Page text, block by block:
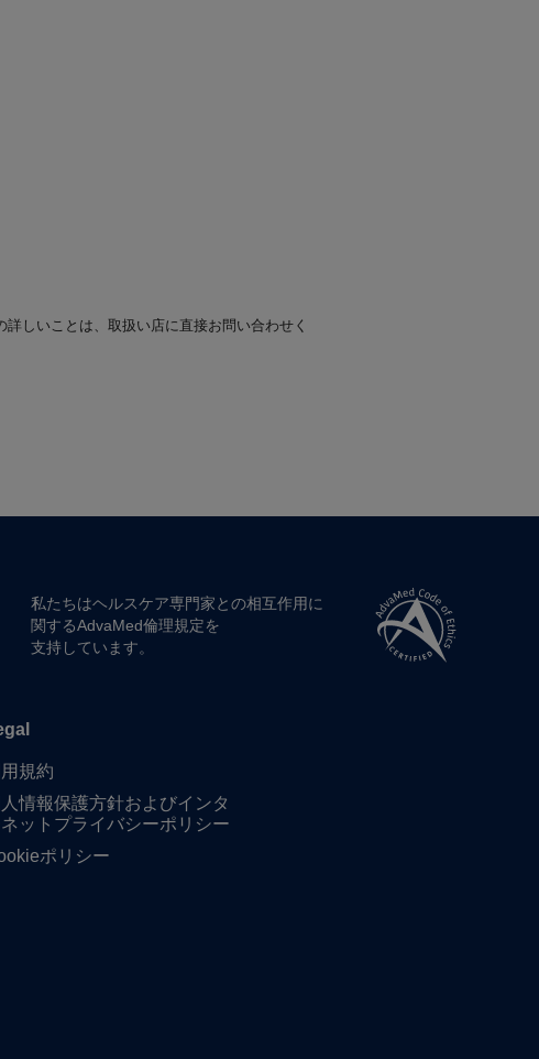
しいことは、取扱い店に直接お問い合わせく
私たちは​ヘルスケア専門家との​相互作用に​
関する​AdvaMed倫理規定を​
支持しています。
規約
情報保護方針およびインタ
ットプライバシーポリシー
ポリシー